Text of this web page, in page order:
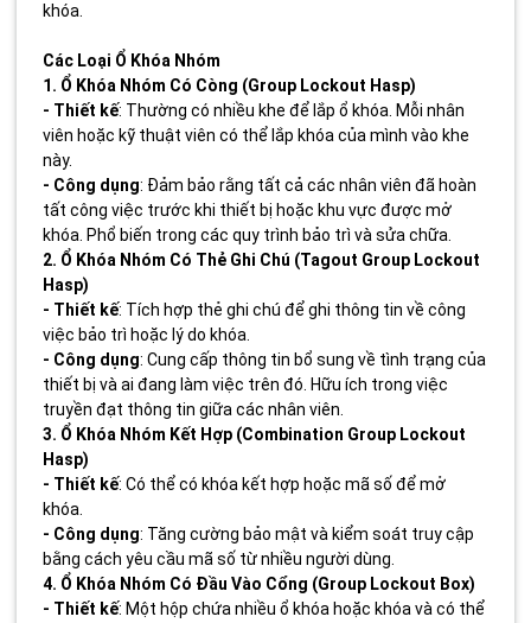
khóa.
Các Loại Ổ Khóa Nhóm
1. Ổ Khóa Nhóm Có Còng (Group Lockout Hasp)
- Thiết kế: Thường có nhiều khe để lắp ổ khóa. Mỗi nhân
viên hoặc kỹ thuật viên có thể lắp khóa của mình vào khe
này.
- Công dụng: Đảm bảo rằng tất cả các nhân viên đã hoàn
tất công việc trước khi thiết bị hoặc khu vực được mở
khóa. Phổ biến trong các quy trình bảo trì và sửa chữa.
2. Ổ Khóa Nhóm Có Thẻ Ghi Chú (Tagout Group Lockout
Hasp)
- Thiết kế: Tích hợp thẻ ghi chú để ghi thông tin về công
việc bảo trì hoặc lý do khóa.
- Công dụng: Cung cấp thông tin bổ sung về tình trạng của
thiết bị và ai đang làm việc trên đó. Hữu ích trong việc
truyền đạt thông tin giữa các nhân viên.
3. Ổ Khóa Nhóm Kết Hợp (Combination Group Lockout
Hasp)
- Thiết kế: Có thể có khóa kết hợp hoặc mã số để mở
khóa.
- Công dụng: Tăng cường bảo mật và kiểm soát truy cập
bằng cách yêu cầu mã số từ nhiều người dùng.
4. Ổ Khóa Nhóm Có Đầu Vào Cổng (Group Lockout Box)
- Thiết kế: Một hộp chứa nhiều ổ khóa hoặc khóa và có thể